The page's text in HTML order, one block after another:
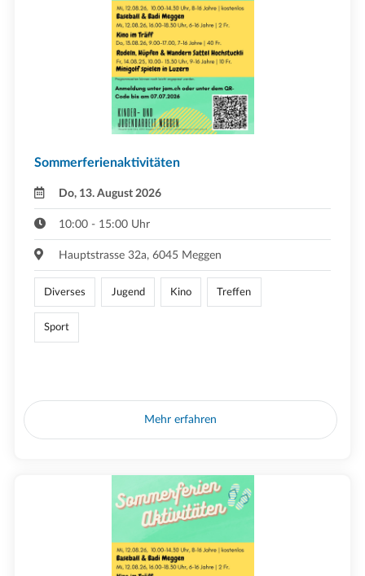
Sommerferienaktivitäten
Do, 13. August 2026
10:00 - 15:00 Uhr
Hauptstrasse 32a, 6045 Meggen
Diverses Jugend Kino Treffen
Sport
Mehr erfahren